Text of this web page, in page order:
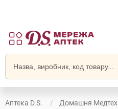
Аптека D.S.
Домашня